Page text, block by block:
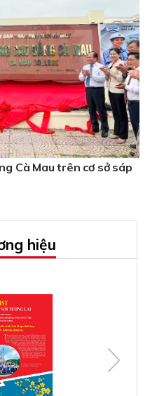
Cà Mau trên cơ sở sáp
hiệu